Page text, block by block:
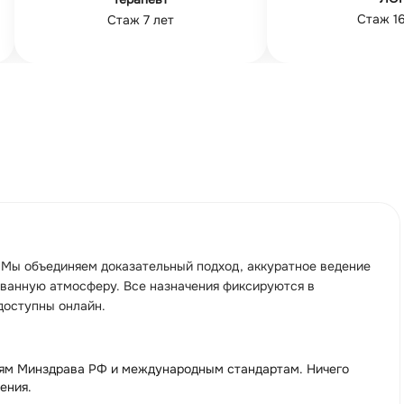
Стаж 16 лет
объединяем доказательный подход, аккуратное ведение
атмосферу. Все назначения фиксируются в
онлайн.
Минздрава РФ и международным стандартам. Ничего